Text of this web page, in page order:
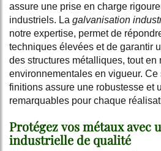
assure une prise en charge
industriels. La galvanisation
notre expertise, permet de
techniques élevées et de garantir
des structures métalliques, tout en
environnementales en vigueur.
finitions assure une robustesse et
remarquables pour chaque
Protégez vos métaux avec
industrielle de qualité